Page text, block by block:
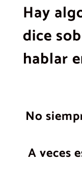
Hay
dice
hablar
No
A veces